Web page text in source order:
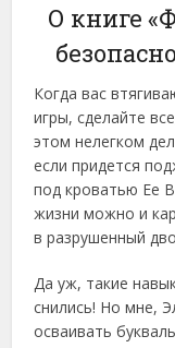
О книге
Когда вас
игры, сделайте
этом нелегком
если придется
под кроватью Ее
жизни можно и
в разрушенный
Да уж, такие
снились! Но мне,
осваивать